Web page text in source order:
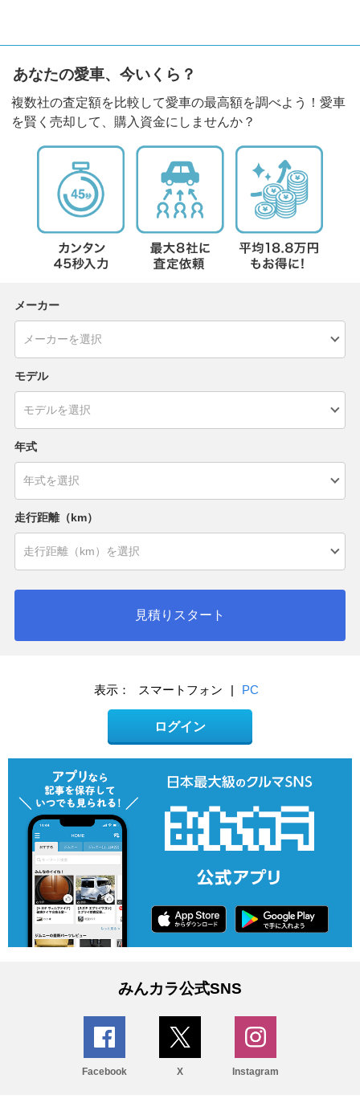
あなたの愛車、今いくら？
複数社の査定額を比較して愛車の最高額を調べよう！愛車
を賢く売却して、購入資金にしませんか？
メーカー
モデル
年式
走行距離（km）
見積りスタート
表示： スマートフォン | PC
ログイン
みんカラ公式SNS
Facebook X Instagram